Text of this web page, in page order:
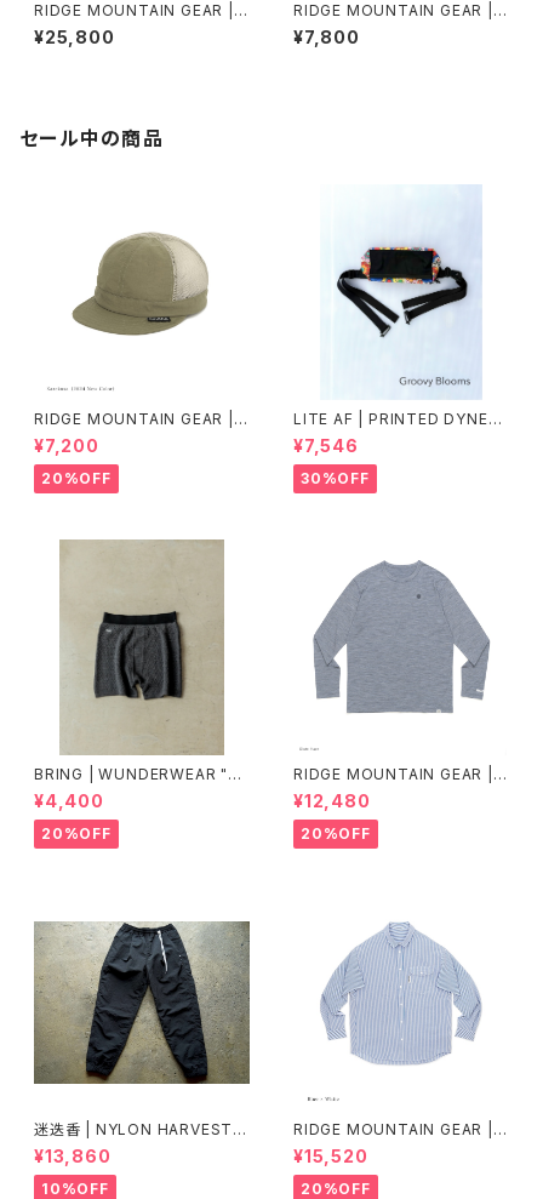
RIDGE MOUNTAIN GEAR | S
ash Pack
¥25,800
RIDGE MOUNTAIN GEAR | B
asic Cap Punching
¥7,800
セール中の商品
RIDGE MOUNTAIN GEAR |
Mesh Basic Cap
¥7,200
20%OFF
LITE AF | PRINTED DYNEE
MA FEATHER WEIGHT FAN
NY PACK
¥7,546
30%OFF
BRING | WUNDERWEAR "O
NE" 50/50
¥4,400
20%OFF
RIDGE MOUNTAIN GEAR |
Merino Basic Long Sleeve
Tee "Micro Border"
¥12,480
20%OFF
迷迭香 | NYLON HARVEST T
RAINER Ver.2025 Lot.3
¥13,860
10%OFF
RIDGE MOUNTAIN GEAR | B
asic Long Sleeve Shirt "Str
ipe"
¥15,520
20%OFF